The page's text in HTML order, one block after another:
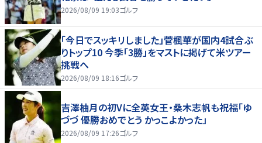
2026/08/09 19:03ゴルフ
「今日でスッキリしました」菅楓華が国内4試合ぶ
りトップ10 今季「3勝」をマストに掲げて米ツアー
挑戦へ
2026/08/09 18:16ゴルフ
吉澤柚月の初Vに全英女王・桑木志帆も祝福「ゆ
づづ 優勝おめでとう かっこよかった」
2026/08/09 17:26ゴルフ